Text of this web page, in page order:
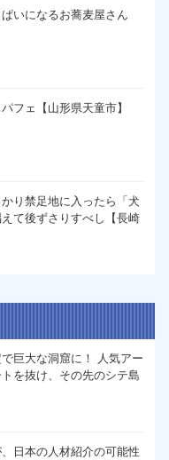
いになるお蕎麦屋さん
フェ【山形県天童市】
り禁足地に入ったら「犬
て後ずさりすべし【長崎
巨大な洞窟に！ 人気アー
を抜け、その先のシテ島
日本の人材紹介の可能性